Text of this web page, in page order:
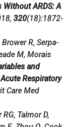
Without ARDS: A
320(18):1872-
R, Serpa-
M, Morais
and
Respiratory
Care Med
Talmor D,